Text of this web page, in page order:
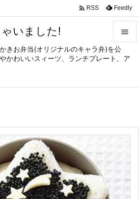
いました!
きお弁当(オリジナルのキャラ弁)を公
かわいいスィーツ、ランチプレート、ア


メニュ
サイド

 RSS Feedly